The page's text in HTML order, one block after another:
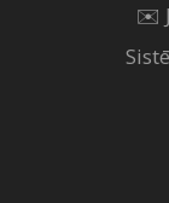
✉️